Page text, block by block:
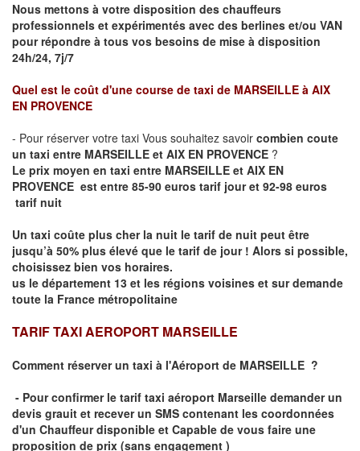
Nous mettons à votre disposition des chauffeurs
professionnels et expérimentés avec des berlines et/ou VAN
pour répondre à tous vos besoins de mise à disposition
24h/24, 7j/7
Quel est le coût d'une course de taxi de MARSEILLE à AIX
EN PROVENCE
- Pour réserver votre taxi Vous souhaitez savoir combien coute
un taxi entre MARSEILLE et AIX EN PROVENCE ?
Le prix moyen en taxi entre MARSEILLE et AIX EN
PROVENCE est entre 85-90 euros tarif jour et 92-98 euros
tarif nuit
Un taxi coûte plus cher la nuit le tarif de nuit peut être
jusqu’à 50% plus élevé que le tarif de jour ! Alors si possible,
choisissez bien vos horaires.
us le département 13 et les régions voisines et sur demande
toute la France métropolitaine
TARIF TAXI AEROPORT MARSEILLE
Comment réserver un taxi à l'Aéroport de MARSEILLE ?
- Pour confirmer le tarif taxi aéroport Marseille demander un
devis grauit et recever un SMS contenant les coordonnées
d'un Chauffeur disponible et Capable de vous faire une
proposition de prix (sans engagement )